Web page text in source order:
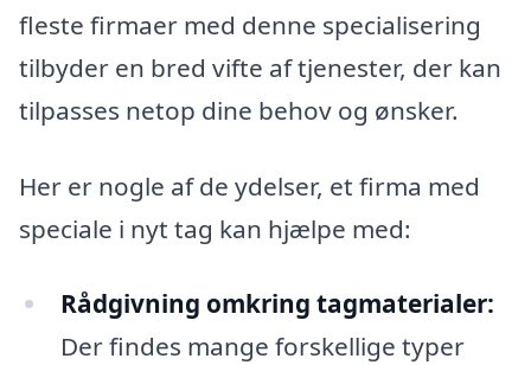
fleste firmaer med denne specialisering
tilbyder en bred vifte af tjenester, der kan
tilpasses netop dine behov og ønsker.
Her er nogle af de ydelser, et firma med
speciale i nyt tag kan hjælpe med:
Rådgivning omkring tagmaterialer:
Der findes mange forskellige typer